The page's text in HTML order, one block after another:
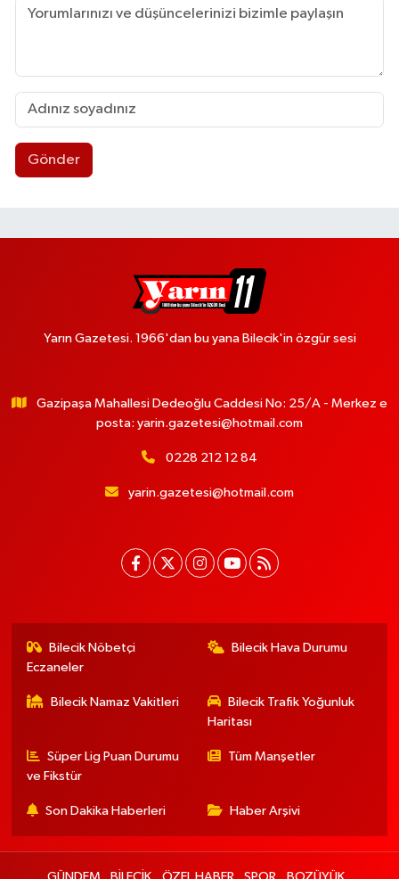
Gönder
Yarın Gazetesi. 1966'dan bu yana Bilecik'in özgür sesi
Gazipaşa Mahallesi Dedeoğlu Caddesi No: 25/A - Merkez e
posta: yarin.gazetesi@hotmail.com
0228 212 12 84
yarin.gazetesi@hotmail.com
Bilecik Nöbetçi
Eczaneler
Bilecik Hava Durumu
Bilecik Namaz Vakitleri
Bilecik Trafik Yoğunluk
Haritası
Süper Lig Puan Durumu
ve Fikstür
Tüm Manşetler
Son Dakika Haberleri Haber Arşivi